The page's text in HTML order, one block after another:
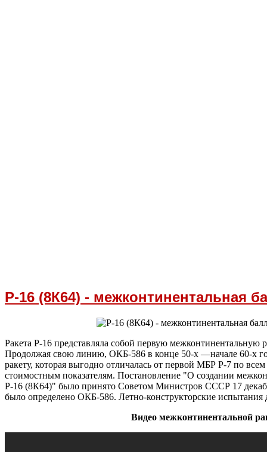
Р-16 (8К64) - межконтинентальная
Ракета Р-16 представляла собой первую
Продолжая свою линию, ОКБ-586 в конце 50-х —начале 60-х
ракету, которая выгодно отличалась от первой МБР Р-7 по
стоимостным показателям. Постановление "О создании
Р-16 (8К64)" было принято Советом Министров СССР 17
было определено ОКБ-586. Летно-конструкторские
Видео межконтинентальной